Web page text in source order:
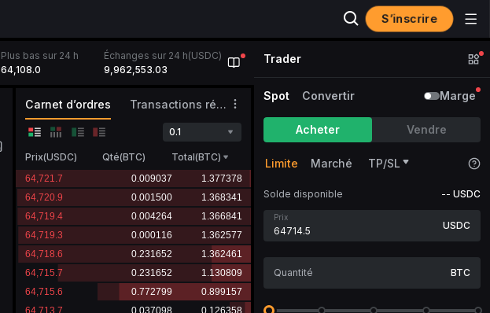
S’inscrire
Plus bas sur 24 h
64,108.0
Échanges sur 24 h(USDC)
9,962,553.03
Carnet d’ordres Transactions récentes
0.1
Prix(USDC) Qté(BTC) Total(BTC)
Trader
Spot Convertir Marge
Acheter Vendre
Limite Marché TP/SL
Solde disponible -- USDC
Prix
USDC
BTC